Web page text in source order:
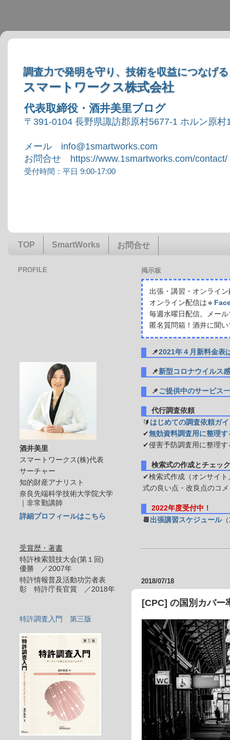
調査力で発明を守り、技術を収益につなげる
スマートワークス株式会社
代表取締役・酒井美里ブログ
〒391-0104 長野県諏訪郡原村5677-1 ホルン原村
メール info@1smartworks.com
お問合せ https://www.1smartworks.com/contact/
受付時間：平日 9:00-17:00
TOP SmartWorks お問合せ
掲示板
出張・講習・オンライ
オンライン配信は🔹
毎週水曜日配信。メー
匿名質問箱！酒井に聞
📌2021年４月新料金表
📌新型コロナウイルス
📌ご提供中のサービス
代行調査依頼
🔰 はじめての調査依頼ガ
✔無効資料調査用に整理
✔侵害予防調査用に整理す
検索式の作成とチェック
✔検索式作成（オンサイト
式の良い点・改良点のコ
2022年度受付中！
📆 出張講習スケジュール
2018/07/18
[CPC] の国別カバー
PROFILE
酒井美里
スマートワークス(株)代表
サーチャー
知的財産アナリスト
奈良先端科学技術大学院大学
｜非常勤講師
詳細プロフィールはこちら
受賞歴・著書
特許検索競技大会(第１回)
優勝 ／2007年
特許情報普及活動功労者表
彰 特許庁長官賞 ／2018年
特許調査入門 第三版